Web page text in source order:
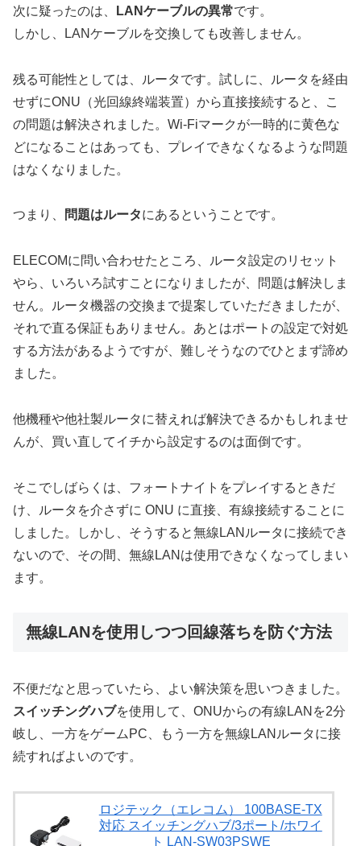
次に疑ったのは、 LANケーブルの異常です。
しかし、LANケーブルを交換しても改善しません。
残る可能性としては、ルータです。試しに、ルータを経由
せずにONU（光回線終端装置）から直接接続すると、こ
の問題は解決されました。Wi-Fiマークが一時的に黄色な
どになることはあっても、プレイできなくなるような問題
はなくなりました。
つまり、 問題はルータにあるということです。
ELECOMに問い合わせたところ、ルータ設定のリセット
やら、いろいろ試すことになりましたが、問題は解決しま
せん。ルータ機器の交換まで提案していただきましたが、
それで直る保証もありません。あとはポートの設定で対処
する方法があるようですが、難しそうなのでひとまず諦め
ました。
他機種や他社製ルータに替えれば解決できるかもしれませ
んが、買い直してイチから設定するのは面倒です。
そこでしばらくは、フォートナイトをプレイするときだ
け、ルータを介さずに ONU に直接、有線接続することに
しました。しかし、そうすると無線LANルータに接続でき
ないので、その間、無線LANは使用できなくなってしまい
ます。
無線LANを使用しつつ回線落ちを防ぐ方法
不便だなと思っていたら、よい解決策を思いつきました。
スイッチングハブを使用して、ONUからの有線LANを2分
岐し、一方をゲームPC、もう一方を無線LANルータに接
続すればよいのです。
ロジテック（エレコム） 100BASE-TX
対応 スイッチングハブ/3ポート/ホワイ
ト LAN-SW03PSWE